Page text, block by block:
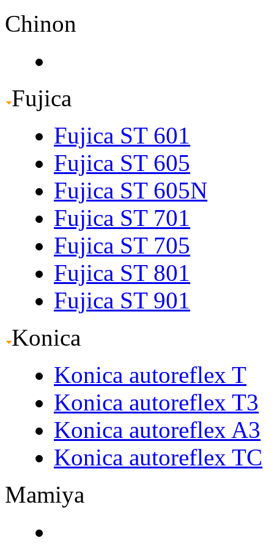
Chinon
Fujica
Fujica ST 601
Fujica ST 605
Fujica ST 605N
Fujica ST 701
Fujica ST 705
Fujica ST 801
Fujica ST 901
Konica
Konica autoreflex T
Konica autoreflex T3
Konica autoreflex A3
Konica autoreflex TC
Mamiya